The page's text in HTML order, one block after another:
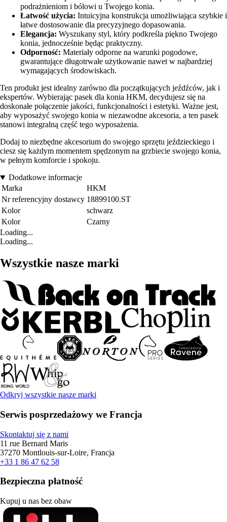
podrażnieniom i bólowi u Twojego konia.
Łatwość użycia: Intuicyjna konstrukcja umożliwiająca szybkie i
łatwe dostosowanie dla precyzyjnego dopasowania.
Elegancja: Wyszukany styl, który podkreśla piękno Twojego
konia, jednocześnie będąc praktyczny.
Odporność: Materiały odporne na warunki pogodowe,
gwarantujące długotrwałe użytkowanie nawet w najbardziej
wymagających środowiskach.
Ten produkt jest idealny zarówno dla początkujących jeźdźców, jak i
ekspertów. Wybierając pasek dla konia HKM, decydujesz się na
doskonałe połączenie jakości, funkcjonalności i estetyki. Ważne jest,
aby wyposażyć swojego konia w niezawodne akcesoria, a ten pasek
stanowi integralną część tego wyposażenia.
Dodaj to niezbędne akcesorium do swojego sprzętu jeździeckiego i
ciesz się każdym momentem spędzonym na grzbiecie swojego konia,
w pełnym komforcie i spokoju.
Dodatkowe informacje
Marka
HKM
Nr referencyjny dostawcy 18899100.ST
Kolor
schwarz
Kolor
Czarny
Loading...
Loading...
Wszystkie nasze marki
Odkryj wszystkie nasze marki
Serwis posprzedażowy we Francja
Skontaktuj się z nami
11 rue Bernard Maris
37270 Montlouis-sur-Loire, Francja
+33 1 86 47 62 58
Bezpieczna płatność
Kupuj u nas bez obaw